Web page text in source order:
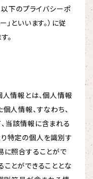
以下のプライバシーポ
」といいます。）に従
。
人情報とは、個人情報
人情報、すなわち、
当該情報に含まれる
特定の個人を識別す
に照合することがで
ことができることとな